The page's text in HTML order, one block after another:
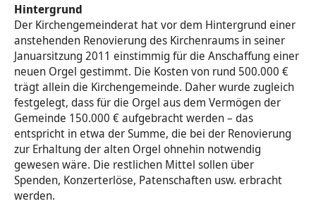
Hintergrund
Der Kirchengemeinderat hat vor dem Hintergrund einer
anstehenden Renovierung des Kirchenraums in seiner
Januarsitzung 2011 einstimmig für die Anschaffung einer
neuen Orgel gestimmt. Die Kosten von rund 500.000 €
trägt allein die Kirchengemeinde. Daher wurde zugleich
festgelegt, dass für die Orgel aus dem Vermögen der
Gemeinde 150.000 € aufgebracht werden – das
entspricht in etwa der Summe, die bei der Renovierung
zur Erhaltung der alten Orgel ohnehin notwendig
gewesen wäre. Die restlichen Mittel sollen über
Spenden, Konzerterlöse, Patenschaften usw. erbracht
werden.
Krankenseelsorge
Tod & Trauer
Aktuelles und andere wichtige Ereignisse